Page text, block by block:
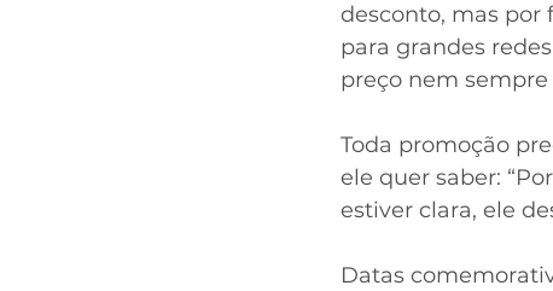
desconto, mas por
para grandes
preço nem
Toda promoção
ele quer saber:
estiver clara, ele
Datas